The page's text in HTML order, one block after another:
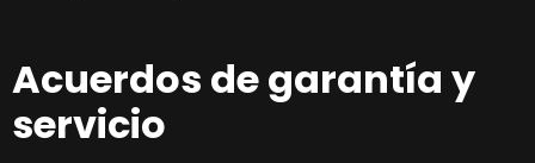
Acuerdos de garantía y
servicio